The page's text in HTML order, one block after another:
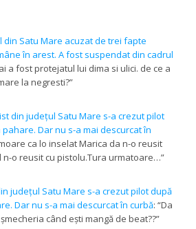
din Satu Mare acuzat de trei fapte
în arest. A fost suspendat din cadrul
a fost protejatul lui dima si ulici. de ce a
la negresti?”
din județul Satu Mare s-a crezut pilot
Dar nu s-a mai descurcat în
ca lo inselat Marica da n-o reusit
n-o reusit cu pistolu.Tura urmatoare…”
județul Satu Mare s-a crezut pilot după
Dar nu s-a mai descurcat în curbă: “Da
când ești mangă de beat??”